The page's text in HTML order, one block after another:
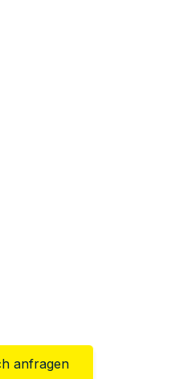
anfragen